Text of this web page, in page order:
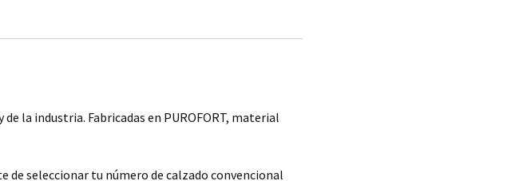
la industria. Fabricadas en PUROFORT, material
de seleccionar tu número de calzado convencional